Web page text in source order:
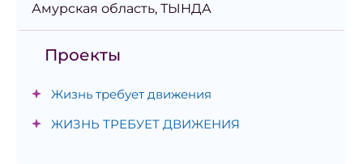
Амурская область, ТЫНДА
Проекты
Жизнь требует движения
ЖИЗНЬ ТРЕБУЕТ ДВИЖЕНИЯ